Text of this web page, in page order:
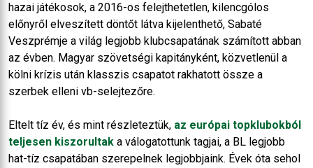
hazai játékosok, a 2016-os felejthetetlen, kilencgólos
előnyről elveszített döntőt látva kijelenthető, Sabaté
Veszprémje a világ legjobb klubcsapatának számított abban
az évben. Magyar szövetségi kapitányként, közvetlenül a
kölni krízis után klasszis csapatot rakhatott össze a
szerbek elleni vb-selejtezőre.
Eltelt tíz év, és mint részleteztük, az európai topklubokból
teljesen kiszorultak a válogatottunk tagjai, a BL legjobb
hat-tíz csapatában szerepelnek legjobbjaink. Évek óta sehol